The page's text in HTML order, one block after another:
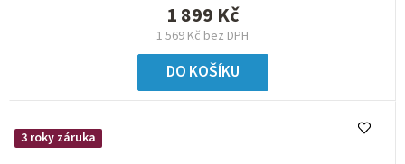
1 569 Kč bez DPH
1 899 Kč
DO KOŠÍKU
3 roky záruka